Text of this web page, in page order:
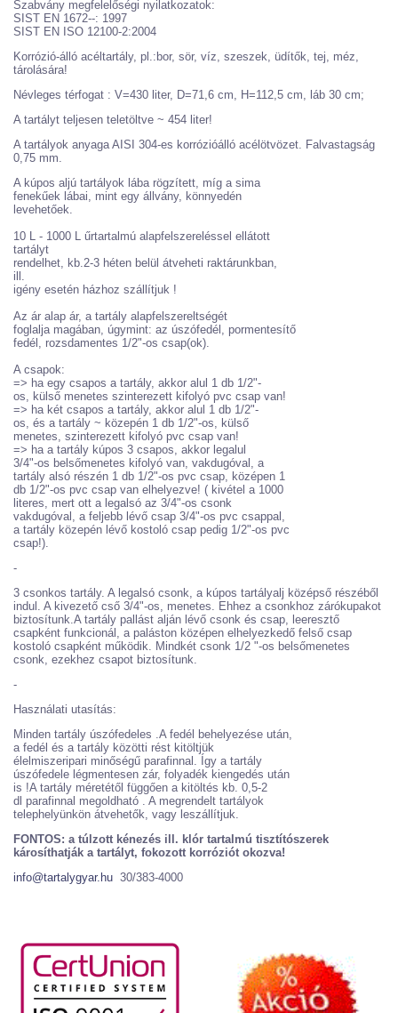
Szabvány megfelelőségi nyilatkozatok:
SIST EN 1672--: 1997
SIST EN ISO 12100-2:2004
Korrózió-álló acéltartály, pl.:bor, sör, víz, szeszek, üdítők, tej, méz,
tárolására!
Névleges térfogat : V=430 liter, D=71,6 cm, H=112,5 cm, láb 30 cm;
A tartályt teljesen teletöltve ~ 454 liter!
A tartályok anyaga AISI 304-es korrózióálló acélötvözet. Falvastagság
0,75 mm.
A kúpos aljú tartályok lába rögzített, míg a sima
fenekűek lábai, mint egy állvány, könnyedén
levehetőek.
10 L - 1000 L űrtartalmú alapfelszereléssel ellátott
tartályt
rendelhet, kb.2-3 héten belül átveheti raktárunkban,
ill.
igény esetén házhoz szállítjuk !
Az ár alap ár, a tartály alapfelszereltségét
foglalja magában, úgymint: az úszófedél, pormentesítő
fedél, rozsdamentes 1/2"-os csap(ok).
A csapok:
=> ha egy csapos a tartály, akkor alul 1 db 1/2"-
os, külső menetes szinterezett kifolyó pvc csap van!
=> ha két csapos a tartály, akkor alul 1 db 1/2"-
os, és a tartály ~ közepén 1 db 1/2"-os, külső
menetes, szinterezett kifolyó pvc csap van!
=> ha a tartály kúpos 3 csapos, akkor legalul
3/4"-os belsőmenetes kifolyó van, vakdugóval, a
tartály alsó részén 1 db 1/2"-os pvc csap, középen 1
db 1/2"-os pvc csap van elhelyezve! ( kivétel a 1000
literes, mert ott a legalsó az 3/4"-os csonk
vakdugóval, a feljebb lévő csap 3/4"-os pvc csappal,
a tartály közepén lévő kostoló csap pedig 1/2"-os pvc
csap!).
-
3 csonkos tartály. A legalsó csonk, a kúpos tartályalj középső részéből
indul. A kivezető cső 3/4"-os, menetes. Ehhez a csonkhoz zárókupakot
biztosítunk.A tartály pallást alján lévő csonk és csap, leeresztő
csapként funkcionál, a paláston középen elhelyezkedő felső csap
kostoló csapként működik. Mindkét csonk 1/2 "-os belsőmenetes
csonk, ezekhez csapot biztosítunk.
-
Használati utasítás:
Minden tartály úszófedeles .A fedél behelyezése után,
a fedél és a tartály közötti rést kitöltjük
élelmiszeripari minőségű parafinnal. Így a tartály
úszófedele légmentesen zár, folyadék kiengedés után
is !A tartály méretétől függően a kitöltés kb. 0,5-2
dl parafinnal megoldható . A megrendelt tartályok
telephelyünkön átvehetők, vagy leszállítjuk.
FONTOS: a túlzott kénezés ill. klór tartalmú tisztítószerek
károsíthatják a tartályt, fokozott korróziót okozva!
info@tartalygyar.hu 30/383-4000